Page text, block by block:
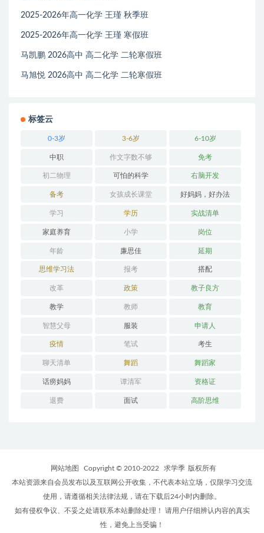
2025-2026年高一化学 王瑾 秋季班
2025-2026年高一化学 王瑾 寒假班
马凯鹏 2026高中 高二化学 二轮寒假班
马旭悦 2026高中 高二化学 二轮寒假班
标签云
0-3岁 3-6岁 6-10岁
中职 作文字数不够 免考
初二物理 可怕的科学 右脑开发
备考 女孩成长课堂 好妈妈，好办法
学习 学历 实战清单
家庭养育 小学 岗位
年龄 廉思佳 延期
思维学习法 报考 搭配
改革 政策 教子良方
教学 教师 教育
智慧父母 服装 申请人
疫情 笔试 考生
聊天清单 舞蹈 舞蹈家
话痨妈妈 谭清军 资格证
退费 面试 高阶思维
网站地图 Copyright © 2010-2022 求学季 版权所有
本站资源来自会员发布以及互联网公开收集，不代表本站立场，仅限学习交流
使用，请遵循相关法律法规，请在下载后24小时内删除。
如有侵权争议、不妥之处请联系本站删除处理！ 请用户仔细辨认内容的真实
性，避免上当受骗！